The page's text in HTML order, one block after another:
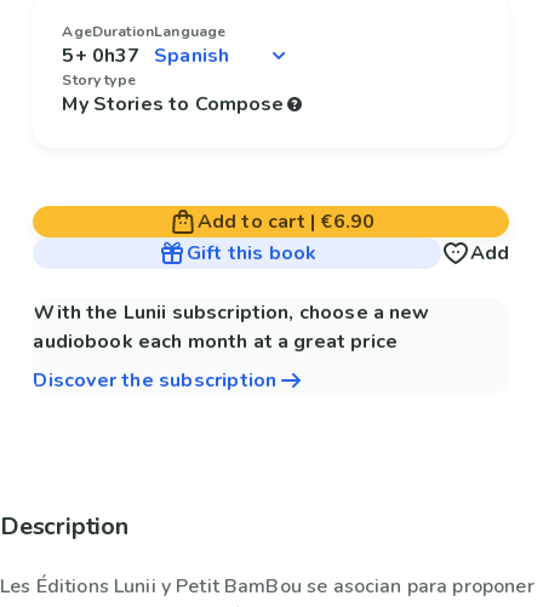
Age
5+
Duration
0h37
Language
Story type
My Stories to Compose
Add to cart | €6.90
Gift this book
Add
With the Lunii subscription, choose a new
audiobook each month at a great price
Discover the subscription
Description
Les Éditions Lunii y Petit BamBou se asocian para proponer